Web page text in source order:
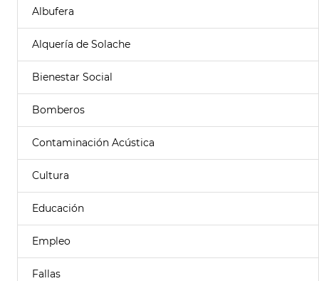
Albufera
Alquería de Solache
Bienestar Social
Bomberos
Contaminación Acústica
Cultura
Educación
Empleo
Fallas